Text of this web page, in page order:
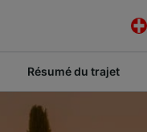
Résumé du trajet